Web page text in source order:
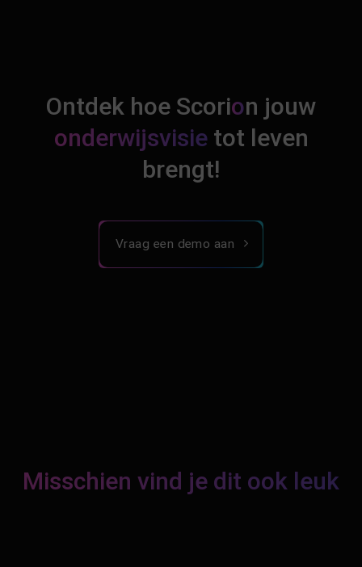
Ontdek hoe Scorion jouw
onderwijsvisietot leven
brengt!
Vraag een demo aan
Misschien vind je dit ook leuk